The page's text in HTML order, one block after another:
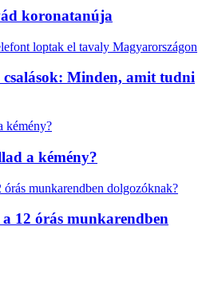
koronatanúja
Minden, amit tudni
a kémény?
12 órás munkarendben